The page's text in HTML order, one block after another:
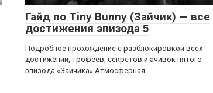
Гайд по Tiny Bunny (Зайчик) — все
достижения эпизода 5
Подробное прохождение с разблокировкой всех
достижений, трофеев, секретов и ачивок пятого
эпизода «Зайчика» Атмосферная